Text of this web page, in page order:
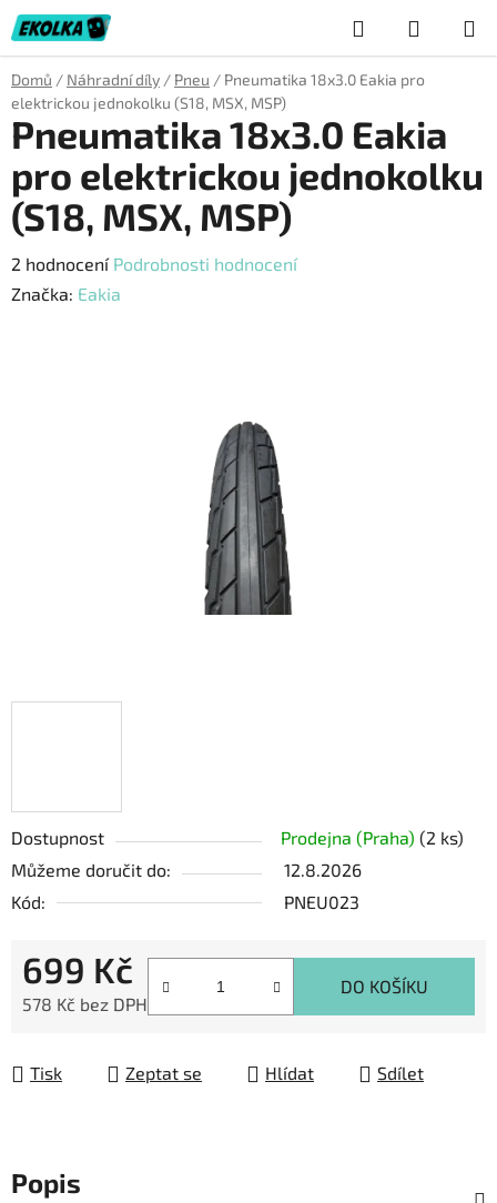
Přejít
na
obsah
Hledat
KOŠÍK
Domů / Náhradní díly / Pneu / Pneumatika 18x3.0 Eakia pro
elektrickou jednokolku (S18, MSX, MSP)
Dostupnost Prodejna (Praha) (2 ks)
Můžeme doručit do:
12.8.2026
Kód:
PNEU023
699 Kč
578 Kč bez DPH
DO KOŠÍKU
Tisk Zeptat se Hlídat Sdílet
Pneumatika 18x3.0 Eakia
pro elektrickou jednokolku
(S18, MSX, MSP)
Průměrné
hodnocení
2 hodnocení Podrobnosti hodnocení
Značka: Eakia
Popis